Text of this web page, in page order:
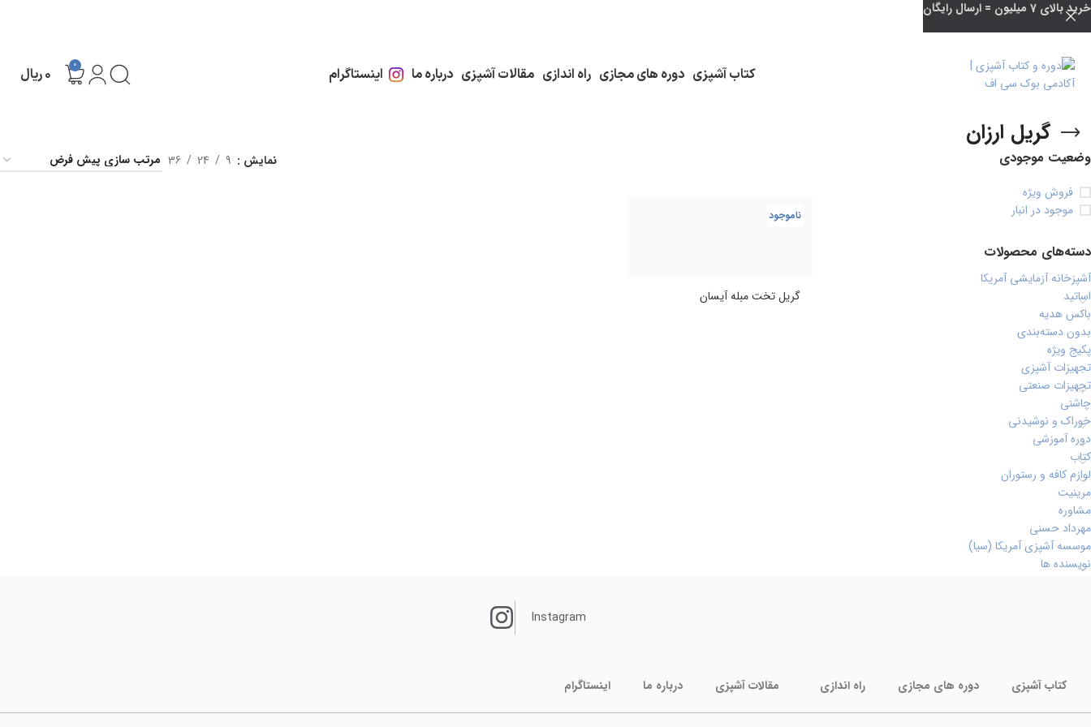
کتاب آشپزی دوره های مجازی راه اندازی مقالات آشپزی درباره ما اینستاگرام 0 ۰ریال
گریل ارزان
وضعیت موجودی
فروش ویژه
موجود در انبار
دسته‌های محصولات
آشپزخانه آزمایشی آمریکا
اساتید
باکس هدیه
بدون دسته‌بندی
پکیج ویژه
تجهیزات آشپزی
تجهیزات صنعتی
چاشنی
خوراک و نوشیدنی
دوره آموزشی
کتاب
لوازم کافه و رستوران
مرینیت
مشاوره
مهرداد حسنی
موسسه آشپزی آمریکا (سیا)
نویسنده ها
نمایش 9
24
36
ناموجود
گریل تخت مبله آیسان
Instagram
کتاب آشپزی دوره های مجازی راه اندازی مقالات آشپزی درباره ما اینستاگرام
خرید بالای 7 میلیون = ارسال رایگان